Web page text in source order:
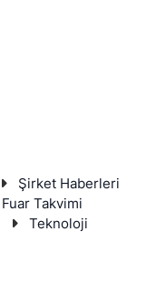
Şirket Haberleri
Fuar Takvimi
Teknoloji